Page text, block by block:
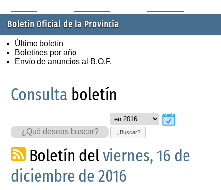
Boletín Oficial de la Provincia
Último boletín
Boletines por año
Envío de anuncios al B.O.P.
Consulta boletín
¿Buscar?
Boletín delviernes, 16 de
diciembre de 2016